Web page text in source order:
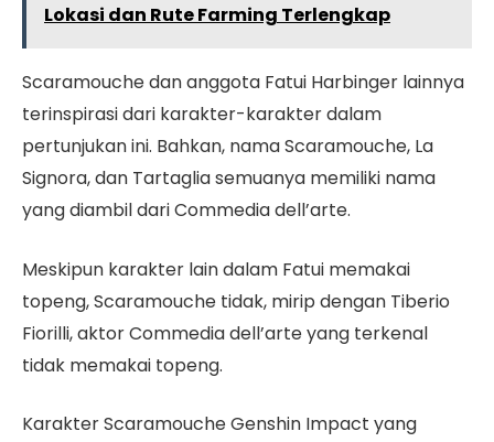
Lokasi dan Rute Farming Terlengkap
Scaramouche dan anggota Fatui Harbinger lainnya
terinspirasi dari karakter-karakter dalam
pertunjukan ini. Bahkan, nama Scaramouche, La
Signora, dan Tartaglia semuanya memiliki nama
yang diambil dari Commedia dell’arte.
Meskipun karakter lain dalam Fatui memakai
topeng, Scaramouche tidak, mirip dengan Tiberio
Fiorilli, aktor Commedia dell’arte yang terkenal
tidak memakai topeng.
Karakter Scaramouche Genshin Impact yang